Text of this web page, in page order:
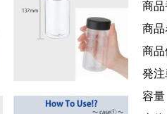
商
商品
商品
発注
容量